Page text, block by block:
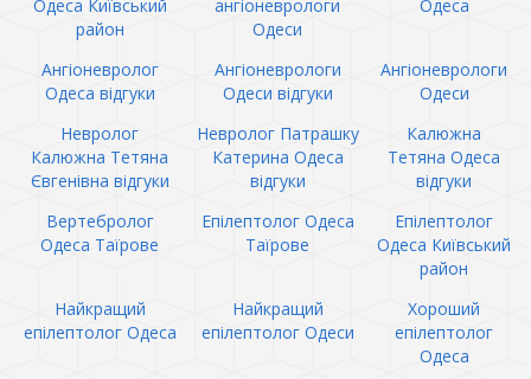
Одеса Київський
район
ангіоневрологи
Одеси
Одеса
Ангіоневролог
Одеса відгуки
Ангіоневрологи
Одеси відгуки
Ангіоневрологи
Одеси
Невролог
Калюжна Тетяна
Євгенівна відгуки
Невролог Патрашку
Катерина Одеса
відгуки
Калюжна
Тетяна Одеса
відгуки
Вертебролог
Одеса Таїрове
Епілептолог Одеса
Таїрове
Епілептолог
Одеса Київський
район
Найкращий
епілептолог Одеса
Найкращий
епілептолог Одеси
Хороший
епілептолог
Одеса